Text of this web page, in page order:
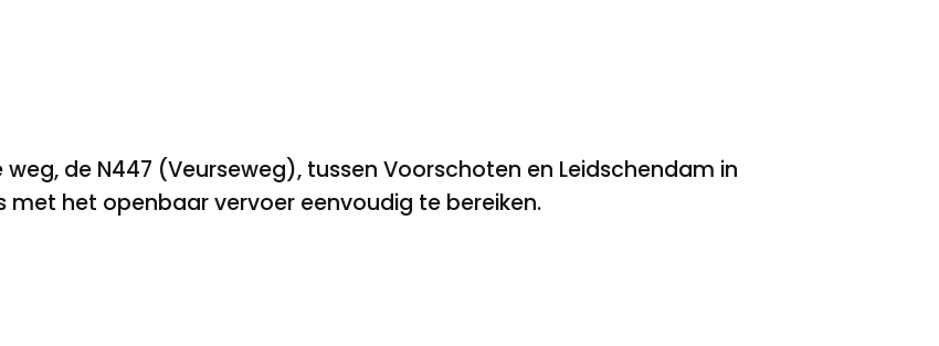
de N447 (Veurseweg), tussen Voorschoten en Leidschendam in
met het openbaar vervoer eenvoudig te bereiken.